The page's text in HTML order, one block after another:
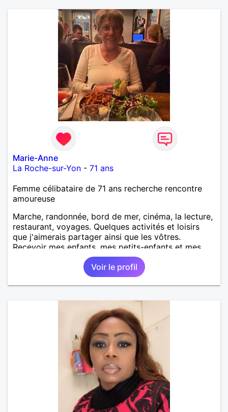
Marie-Anne
La Roche-sur-Yon - 71 ans
Femme célibataire de 71 ans recherche rencontre
amoureuse
Marche, randonnée, bord de mer, cinéma, la lecture,
restaurant, voyages. Quelques activités et loisirs
que j'aimerais partager ainsi que les vôtres.
Recevoir mes enfants, mes petits-enfants et mes
amis. Bénévolat auprès des enfants à l’école, pour le
cinéma indépendant... Se rencontrer, être à l’écoute,
échanger avec une personne de confiance, pour une
vie de partage, de tendresse. Les voyages et où
dehors des sentiers battus me raviraient. Je
m'engage à répondre à votre message. Au plaisir de
Voir le profil